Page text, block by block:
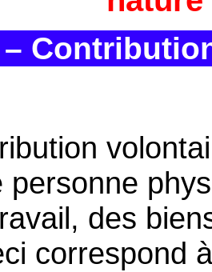
personne
des
correspond